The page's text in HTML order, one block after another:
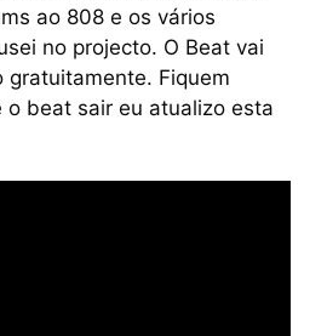
ao 808 e os vários
no projecto. O Beat vai
gratuitamente. Fiquem
o beat sair eu atualizo esta